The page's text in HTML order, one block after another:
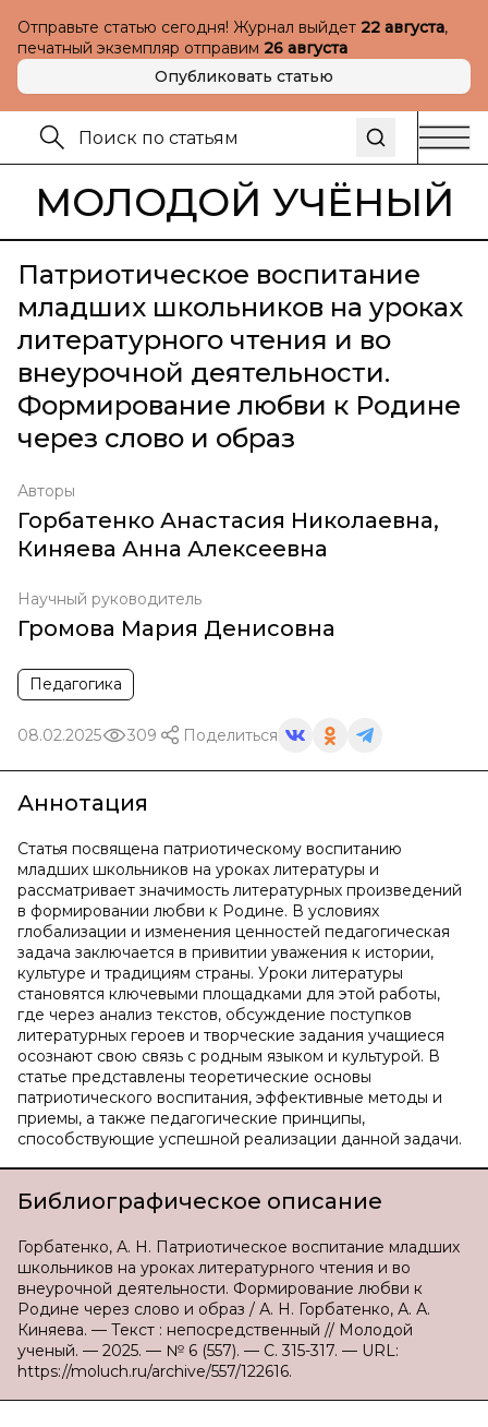
Отправьте статью сегодня! Журнал выйдет 22 августа,
печатный экземпляр отправим 26 августа
Опубликовать статью
МОЛОДОЙ УЧЁНЫЙ
Патриотическое воспитание
младших школьников на уроках
литературного чтения и во
внеурочной деятельности.
Формирование любви к Родине
через слово и образ
Авторы
Горбатенко Анастасия Николаевна,
Киняева Анна Алексеевна
Научный руководитель
Громова Мария Денисовна
Педагогика
08.02.2025 309 Поделиться
Аннотация
Статья посвящена патриотическому воспитанию
младших школьников на уроках литературы и
рассматривает значимость литературных произведений
в формировании любви к Родине. В условиях
глобализации и изменения ценностей педагогическая
задача заключается в привитии уважения к истории,
культуре и традициям страны. Уроки литературы
становятся ключевыми площадками для этой работы,
где через анализ текстов, обсуждение поступков
литературных героев и творческие задания учащиеся
осознают свою связь с родным языком и культурой. В
статье представлены теоретические основы
патриотического воспитания, эффективные методы и
приемы, а также педагогические принципы,
способствующие успешной реализации данной задачи.
Библиографическое описание
Горбатенко, А. Н. Патриотическое воспитание младших
школьников на уроках литературного чтения и во
внеурочной деятельности. Формирование любви к
Родине через слово и образ / А. Н. Горбатенко, А. А.
Киняева. — Текст : непосредственный // Молодой
ученый. — 2025. — № 6 (557). — С. 315-317. — URL:
https://moluch.ru/archive/557/122616.